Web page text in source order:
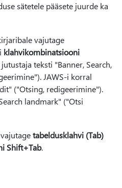
sätetele pääsete juurde ka
vajutage
klahvikombinatsiooni
teksti "Banner, Search,
JAWS-i korral
("Otsing, redigeerimine").
landmark" ("Otsi
tabeldusklahvi (Tab)
Shift+Tab.